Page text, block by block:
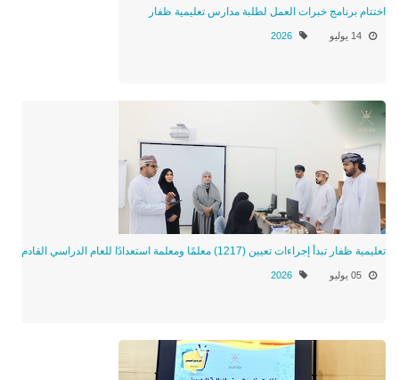
اختتام برنامج خبرات العمل لطلبة مدارس تعليمية ظفار
14 يوليو 2026
تعليمية ظفار تبدأ إجراءات تعيين (1217) معلمًا ومعلمة استعدادًا للعام الدراسي القادم
05 يوليو 2026